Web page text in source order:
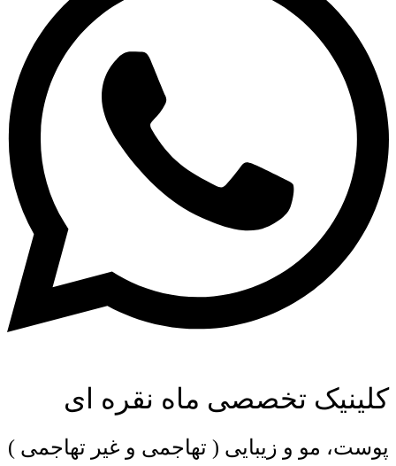
کلینیک تخصصی ماه نقره ای
پوست، مو و زیبایی ( تهاجمی و غیر تهاجمی )